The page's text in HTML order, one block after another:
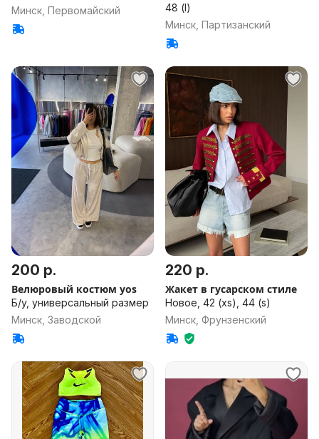
Минск, Первомайский
48 (l)
Минск, Партизанский
200 р.
Велюровый костюм yos
Б/у, универсальный размер
Минск, Заводской
220 р.
Жакет в гусарском стиле
Новое, 42 (xs), 44 (s)
Минск, Фрунзенский